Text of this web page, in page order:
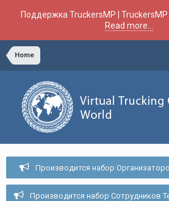
Поддержка TruckersMP |
Read more...
Home
Производится набор
Производится набор Сотрудников